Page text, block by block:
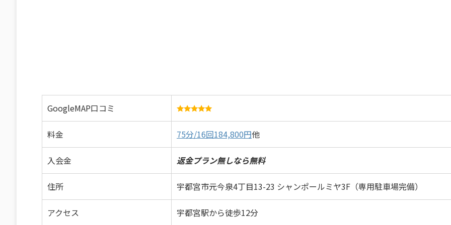
GoogleMAP口コミ
料金 75分/16回184,800円他
入会金 返金プラン無しなら無料
住所 宇都宮市元今泉4丁目13-23 シャンポールミヤ3F（専用駐車場完備）
アクセス 宇都宮駅から徒歩12分